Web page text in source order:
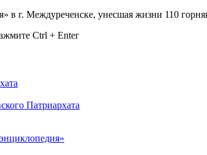
в г. Междуреченске, унесшая жизни 110
Ctrl + Enter
Патриархата